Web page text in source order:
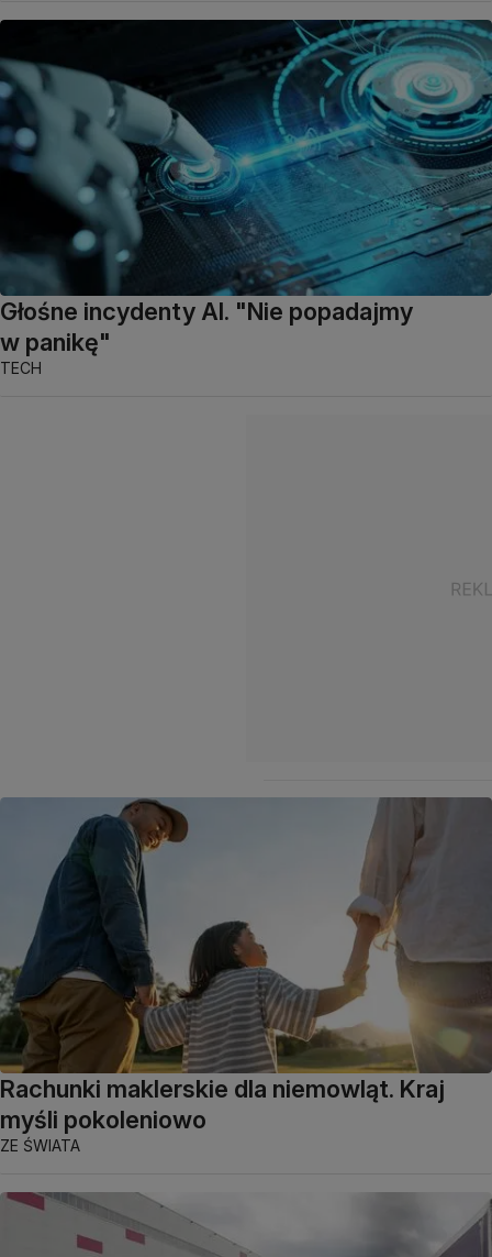
Głośne incydenty AI. "Nie popadajmy
w panikę"
TECH
Rachunki maklerskie dla niemowląt. Kraj
myśli pokoleniowo
ZE ŚWIATA